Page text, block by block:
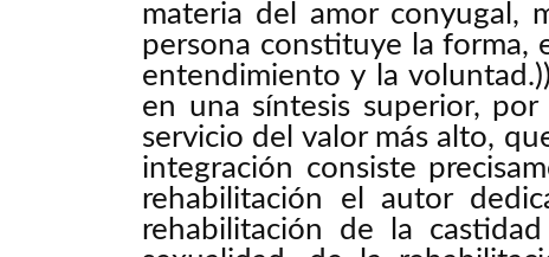
materia del amor conyugal,
persona constituye la forma,
entendimiento y la
en una síntesis superior,
servicio del valor más alto,
integración consiste
rehabilitación el autor
rehabilitación de la